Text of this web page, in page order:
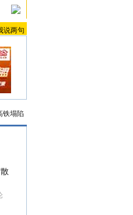
说两句
铁塌陷